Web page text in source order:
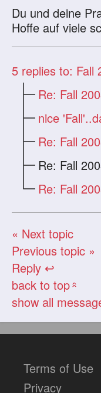
Du und deine
Hoffe auf viele
5 replies to: Fall
Re: Fall
nice
Re: Fall
Re: Fall
Re: Fall
« Next topic
Previous topic »
Reply ↩
back to top«
show all
Terms of Use
Privacy